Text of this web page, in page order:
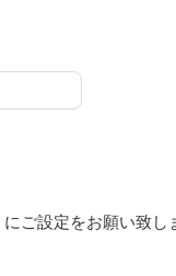
ご設定をお願い致し